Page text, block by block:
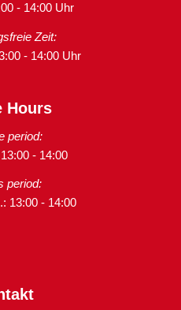
- 14:00 Uhr
Zeit:
- 14:00 Uhr
Hours
period:
- 14:00
period:
13:00 - 14:00